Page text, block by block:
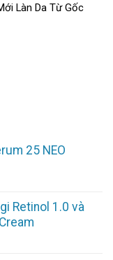
Làn Da Từ Gốc
25 NEO
₫.
Retinol 1.0 và